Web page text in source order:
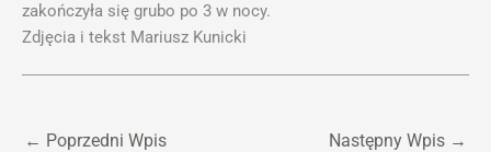
zakończyła się grubo po 3 w nocy.
Zdjęcia i tekst Mariusz Kunicki
← Poprzedni Wpis Następny Wpis →